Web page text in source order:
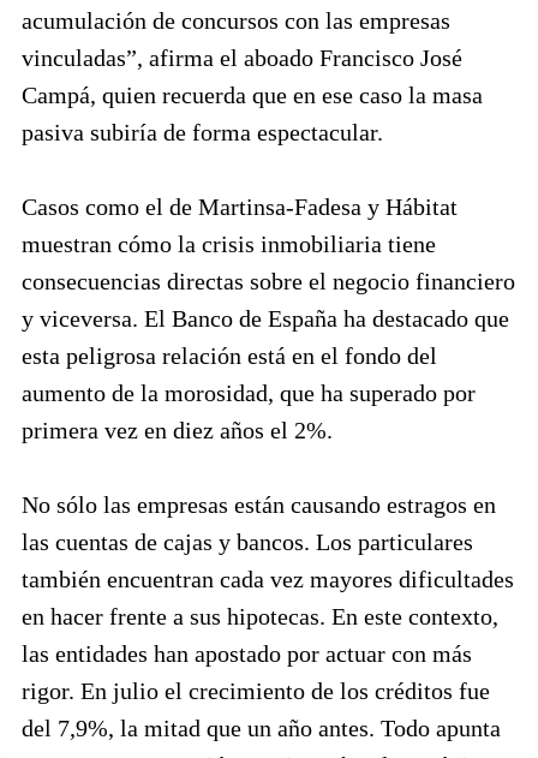
acumulación de concursos con las empresas
vinculadas”, afirma el aboado Francisco José
Campá, quien recuerda que en ese caso la masa
pasiva subiría de forma espectacular.
Casos como el de Martinsa-Fadesa y Hábitat
muestran cómo la crisis inmobiliaria tiene
consecuencias directas sobre el negocio financiero
y viceversa. El Banco de España ha destacado que
esta peligrosa relación está en el fondo del
aumento de la morosidad, que ha superado por
primera vez en diez años el 2%.
No sólo las empresas están causando estragos en
las cuentas de cajas y bancos. Los particulares
también encuentran cada vez mayores dificultades
en hacer frente a sus hipotecas. En este contexto,
las entidades han apostado por actuar con más
rigor. En julio el crecimiento de los créditos fue
del 7,9%, la mitad que un año antes. Todo apunta